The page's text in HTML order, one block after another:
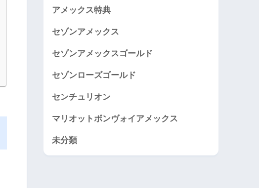
アメックス特典
セゾンアメックス
セゾンアメックスゴールド
セゾンローズゴールド
センチュリオン
マリオットボンヴォイアメックス
未分類